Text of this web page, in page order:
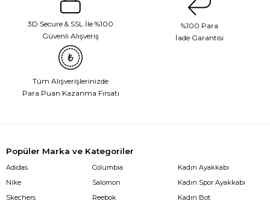
3D Secure & SSL İle %100
Güvenli Alışveriş
%100 Para
İade Garantisi
Tüm Alışverişlerinizde
Para Puan Kazanma Fırsatı
Popüler Marka ve Kategoriler
Adidas
Nike
Skechers
Columbia
Salomon
Reebok
Kadın Ayakkabı
Kadın Spor Ayakkabı
Kadın Bot